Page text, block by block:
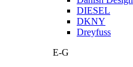
DIESEL
DKNY
Dreyfuss
E-G